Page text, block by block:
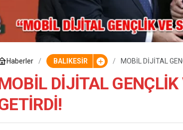
Haberler BALIKESİR MOBİL DİJİTAL
DİJİTAL GENÇLİK